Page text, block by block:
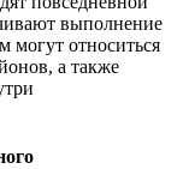
выполнение
могут относиться
а также